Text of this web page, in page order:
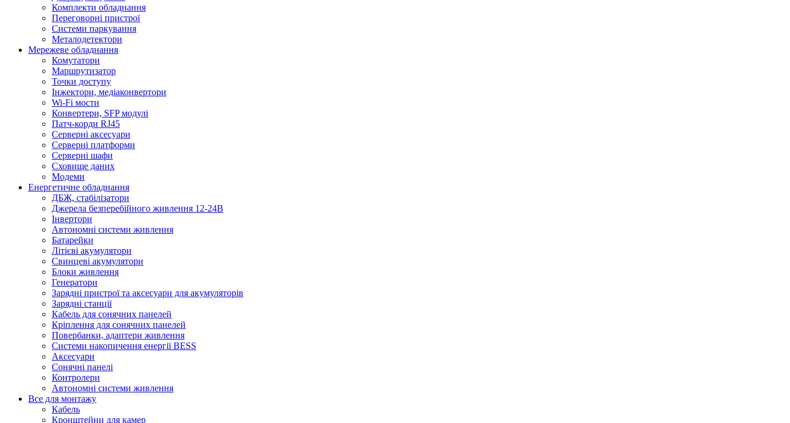
Комплекти обладнання
Переговорні пристрої
Системи паркування
Металодетектори
Мережеве обладнання
Комутатори
Маршрутизатор
Точки доступу
Інжектори, медіаконвертори
Wi-Fi мости
Конвертери, SFP модулі
Патч-корди RJ45
Серверні аксесуари
Серверні платформи
Серверні шафи
Сховище даних
Модеми
Енергетичне обладнання
ДБЖ, стабілізатори
Джерела безперебійного живлення 12-24В
Інвертори
Автономні системи живлення
Батарейки
Літієві акумулятори
Свинцеві акумулятори
Блоки живлення
Генератори
Зарядні пристрої та аксесуари для акумуляторів
Зарядні станції
Кабель для сонячних панелей
Кріплення для сонячних панелей
Повербанки, адаптери живлення
Системи накопичення енергії BESS
Аксесуари
Сонячні панелі
Контролери
Автономні системи живлення
Все для монтажу
Кабель
Кронштейни для камер